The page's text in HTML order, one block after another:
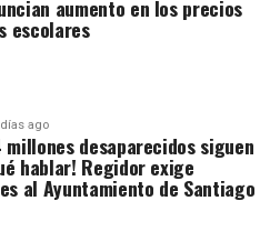
aumento en los precios
escolares
ago
millones desaparecidos siguen
hablar! Regidor exige
al Ayuntamiento de Santiago